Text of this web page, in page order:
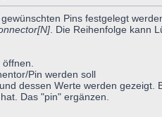
Pins festgelegt
. Die Reihenfolge kann
Pin werden soll
dessen Werte werden gezeigt.
Das "pin" ergänzen.